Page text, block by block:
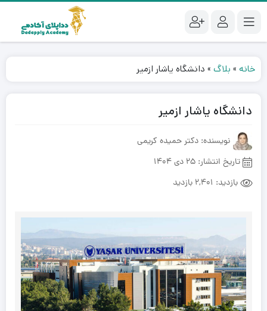
خانه » بلاگ » دانشگاه یاشار ازمیر
دانشگاه یاشار ازمیر
نویسنده: دکتر حمیده کریمی
تاریخ انتشار: 25 دی 1404
بازدید: 2,401 بازدید